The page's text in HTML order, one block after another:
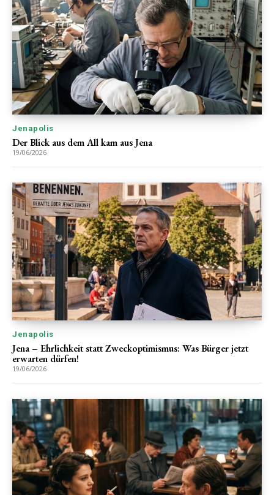
Jenapolis
Der Blick aus dem All kam aus Jena
19/06/2026
Jenapolis
Jena – Ehrlichkeit statt Zweckoptimismus: Was Bürger jetzt
erwarten dürfen!
19/06/2026